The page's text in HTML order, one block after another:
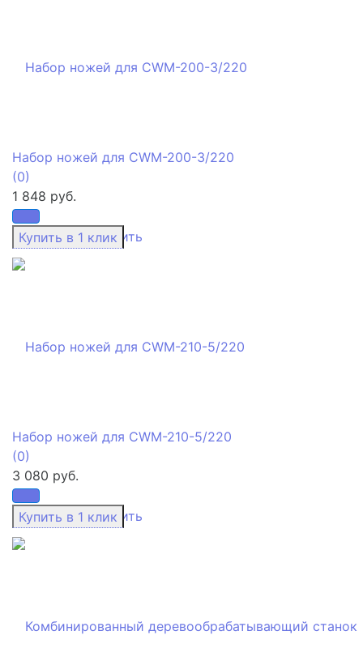
избранное сравнить
Набор ножей для CWM-200-3/220
(0)
1 848 руб.
избранное сравнить
Набор ножей для CWM-210-5/220
(0)
3 080 руб.